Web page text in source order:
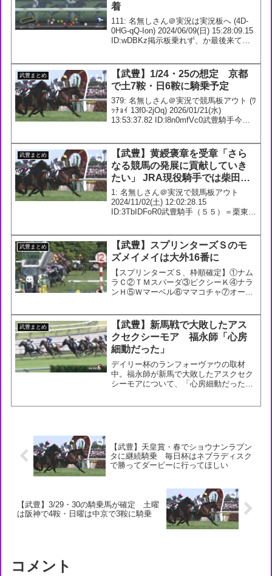
着
111: 名無しさん＠実況は実況板へ (4D-
0HG-qQ-Ion) 2024/06/09(日) 15:28:09.15
ID:wDBKz掲示板乗れず、か最後来てる
武豊まとめ
【武豊】1/24・25の想定 京都
で土7鞍・日6鞍に騎乗予定
379: 名無しさん＠実況で競馬板アウト (ﾜ
ｯﾁｮｲ 13f0-2jOq) 2026/01/21(水)
13:53:37.82 ID:l8n0mfVc0武豊騎手今週
武豊まとめ
【武豊】黄綬褒章を受章「さら
なる競馬の発展に貢献していき
たい」 JRA現役騎手では柴田善
臣騎手に次ぎ2人目
1: 名無しさん＠実況で競馬板アウト
2024/11/02(土) 12:02:28.15
ID:3TbIDFoR0武豊騎手（５５）＝栗東・
農業、商業、工業などの業務に精...
武豊まとめ
【武豊】スプリンターズＳのモ
ズメイメイは大外16番に
【スプリンターズＳ、枠順確定】①ナム
ラＣ②ＴＭスパーダ③ピクシーＫ④ナラ
ンＨ⑤Ｗマーベル⑥ママコチャ⑦オール
パーＫ⑭Ｅスポッター⑮キミワＱ⑯モズ
ＭＭ#スプリンターズＳ—...
武豊まとめ
【武豊】新馬戦で大敗したアス
クセクシーモア 福永師「心房
細動だった」
デイリー杯のランフォーヴァウの取材
中。福永師が新馬で大敗したアスクセク
シーモアについて、「心房細動だった」
【武豊】天皇賞・春でショウナンラプン
タに継続騎乗 毎日杯はネブラディスク
で勝ってダービーに行ってほしい
【武豊】3/29・30の騎乗馬が確定 土曜
は阪神で4鞍・日曜は中京で3鞍に騎乗
コメント